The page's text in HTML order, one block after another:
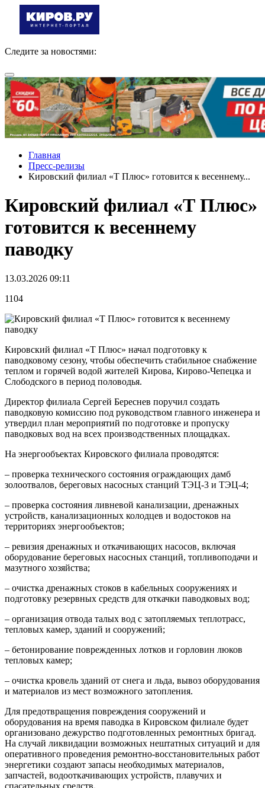
Следите за новостями:
Главная
Пресс-релизы
Кировский филиал «Т Плюс» готовится к весеннему...
Кировский филиал «Т Плюс»
готовится к весеннему
паводку
13.03.2026 09:11
1104
Кировский филиал «Т Плюс» начал подготовку к
паводковому сезону, чтобы обеспечить стабильное снабжение
теплом и горячей водой жителей Кирова, Кирово-Чепецка и
Слободского в период половодья.
Директор филиала Сергей Береснев поручил создать
паводковую комиссию под руководством главного инженера и
утвердил план мероприятий по подготовке и пропуску
паводковых вод на всех производственных площадках.
На энергообъектах Кировского филиала проводятся:
– проверка технического состояния ограждающих дамб
золоотвалов, береговых насосных станций ТЭЦ-3 и ТЭЦ-4;
– проверка состояния ливневой канализации, дренажных
устройств, канализационных колодцев и водостоков на
территориях энергообъектов;
– ревизия дренажных и откачивающих насосов, включая
оборудование береговых насосных станций, топливоподачи и
мазутного хозяйства;
– очистка дренажных стоков в кабельных сооружениях и
подготовку резервных средств для откачки паводковых вод;
– организация отвода талых вод с затопляемых теплотрасс,
тепловых камер, зданий и сооружений;
– бетонирование поврежденных лотков и горловин люков
тепловых камер;
– очистка кровель зданий от снега и льда, вывоз оборудования
и материалов из мест возможного затопления.
Для предотвращения повреждения сооружений и
оборудования на время паводка в Кировском филиале будет
организовано дежурство подготовленных ремонтных бригад.
На случай ликвидации возможных нештатных ситуаций и для
оперативного проведения ремонтно-восстановительных работ
энергетики создают запасы необходимых материалов,
запчастей, водооткачивающих устройств, плавучих и
спасательных средств.